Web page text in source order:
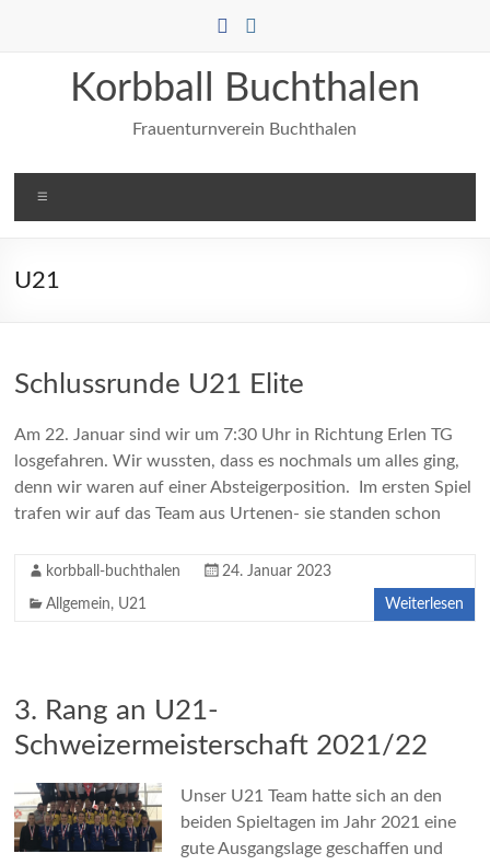
Korbball Buchthalen
Frauenturnverein Buchthalen
U21
Schlussrunde U21 Elite
Am 22. Januar sind wir um 7:30 Uhr in Richtung Erlen TG
losgefahren. Wir wussten, dass es nochmals um alles ging,
denn wir waren auf einer Absteigerposition. Im ersten Spiel
trafen wir auf das Team aus Urtenen- sie standen schon
korbball-buchthalen 24. Januar 2023
Allgemein, U21 Weiterlesen
3. Rang an U21-
Schweizermeisterschaft 2021/22
Unser U21 Team hatte sich an den
beiden Spieltagen im Jahr 2021 eine
gute Ausgangslage geschaffen und